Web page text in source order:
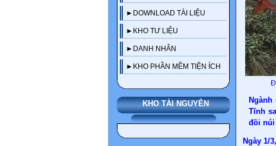
►DOWNLOAD TÀI LIỆU
►KHO TƯ LIỆU
►DANH NHÂN
►KHO PHẦN MỀM TIỆN ÍCH
KHO TÀI NGUYÊN
Ngành
Tĩnh
đồi
Ngày 1/